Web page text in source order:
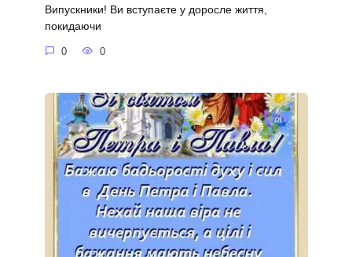
Випускники! Ви вступаєте у доросле життя,
покидаючи
0 0